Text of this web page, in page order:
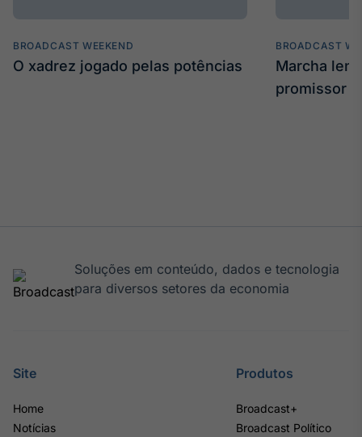
BROADCAST WEEKEND
O xadrez jogado pelas potências
BROADCAST
Marcha
promissor
Soluções em conteúdo, dados e tecnologia
para diversos setores da economia
Site
Home
Notícias
Produtos
Broadcast+
Broadcast Político